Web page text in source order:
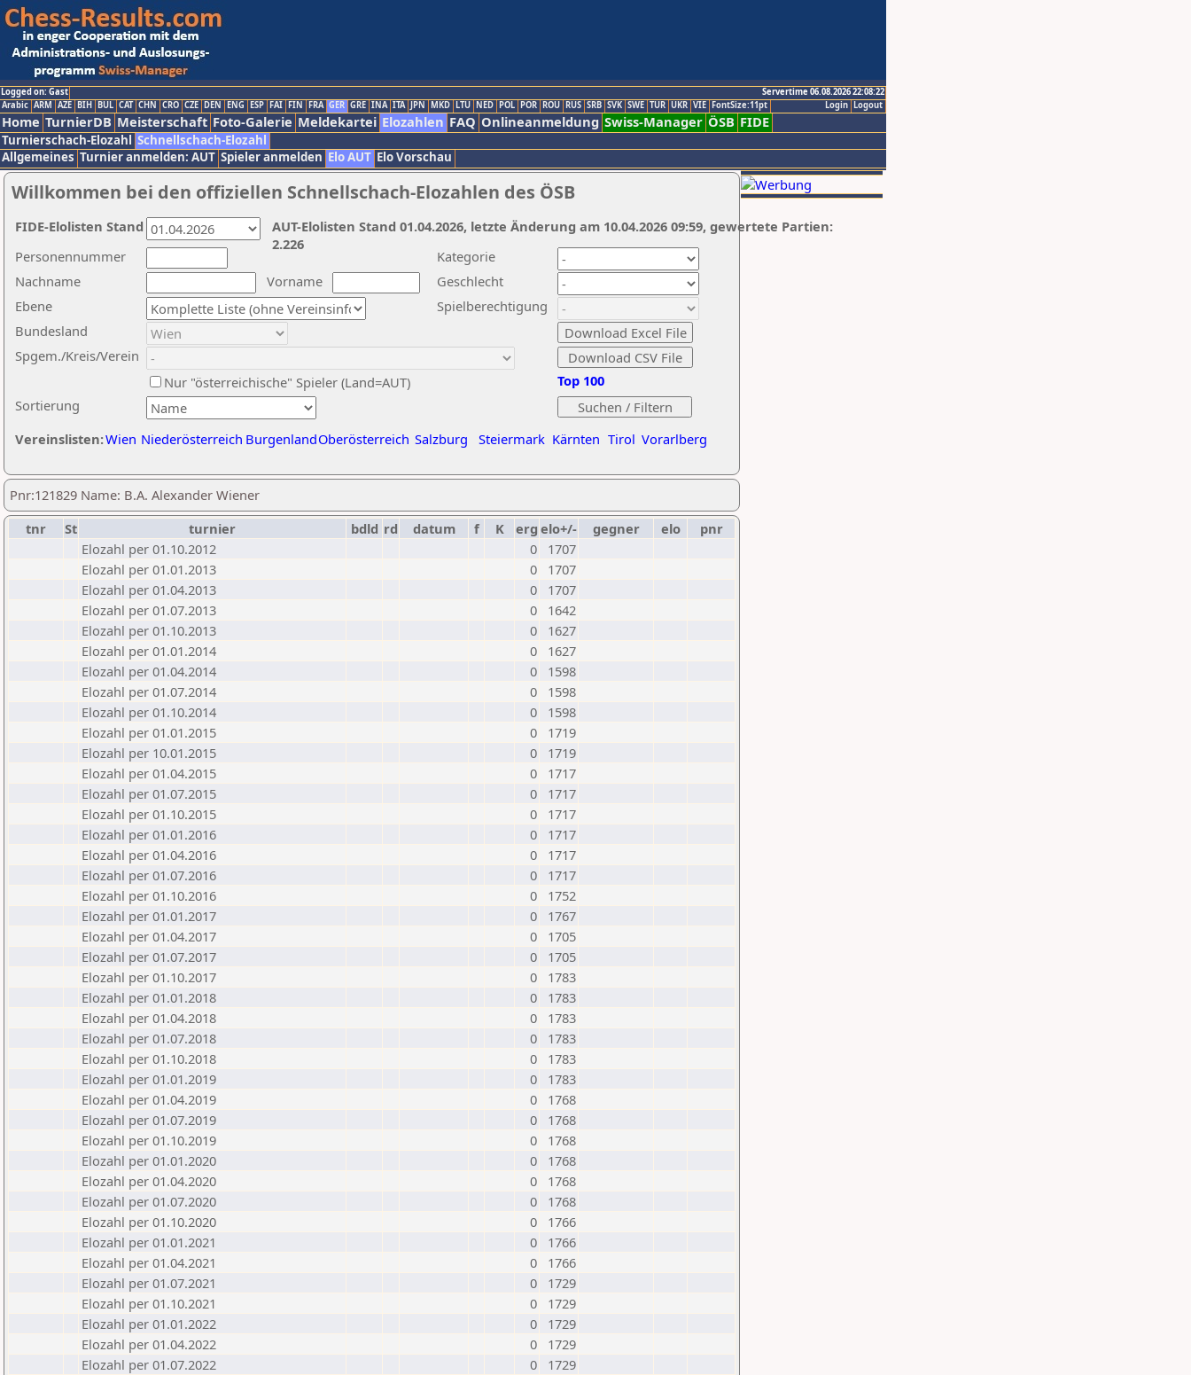
Logged on: Gast
Servertime 06.08.2026 22:08:22
Logout
Login
Arabic ARM AZE BIH BUL CAT CHN CRO CZE DEN ENG ESP FAI FIN FRA GER GRE INA ITA JPN MKD LTU NED POL POR ROU RUS SRB SVK SWE TUR UKR VIE FontSize:11pt
Home TurnierDB Meisterschaft Foto-Galerie Meldekartei Elozahlen FAQ Onlineanmeldung Swiss-Manager ÖSB FIDE
Turnierschach-Elozahl Schnellschach-Elozahl
Allgemeines Turnier anmelden: AUT Spieler anmelden Elo AUT Elo Vorschau
Willkommen bei den offiziellen Schnellschach-Elozahlen des ÖSB
Nachname
Vorname
Ebene
Kategorie
Sortierung
Personennummer
Bundesland
Spgem./Kreis/Verein
Geschlecht
Nur "österreichische" Spieler (Land=AUT)
Spielberechtigung
Vereinslisten:Wien Niederösterreich BurgenlandOberösterreich Salzburg Steiermark Kärnten Tirol Vorarlberg
Top 100
AUT-Elolisten Stand 01.04.2026, letzte Änderung am 10.04.2026 09:59, gewertete Partien:
2.226
FIDE-Elolisten Stand
Pnr:121829 Name: B.A. Alexander Wiener
tnr
St turnier bdld rd datum f K erg elo+/- gegner elo
pnr
Elozahl per 01.10.2012
0
1707
Elozahl per 01.01.2013
0
1707
Elozahl per 01.04.2013
0
1707
Elozahl per 01.07.2013
0
1642
Elozahl per 01.10.2013
0
1627
Elozahl per 01.01.2014
0
1627
Elozahl per 01.04.2014
0
1598
Elozahl per 01.07.2014
0
1598
Elozahl per 01.10.2014
0
1598
Elozahl per 01.01.2015
0
1719
Elozahl per 10.01.2015
0
1719
Elozahl per 01.04.2015
0
1717
Elozahl per 01.07.2015
0
1717
Elozahl per 01.10.2015
0
1717
Elozahl per 01.01.2016
0
1717
Elozahl per 01.04.2016
0
1717
Elozahl per 01.07.2016
0
1717
Elozahl per 01.10.2016
0
1752
Elozahl per 01.01.2017
0
1767
Elozahl per 01.04.2017
0
1705
Elozahl per 01.07.2017
0
1705
Elozahl per 01.10.2017
0
1783
Elozahl per 01.01.2018
0
1783
Elozahl per 01.04.2018
0
1783
Elozahl per 01.07.2018
0
1783
Elozahl per 01.10.2018
0
1783
Elozahl per 01.01.2019
0
1783
Elozahl per 01.04.2019
0
1768
Elozahl per 01.07.2019
0
1768
Elozahl per 01.10.2019
0
1768
Elozahl per 01.01.2020
0
1768
Elozahl per 01.04.2020
0
1768
Elozahl per 01.07.2020
0
1768
Elozahl per 01.10.2020
0
1766
Elozahl per 01.01.2021
0
1766
Elozahl per 01.04.2021
0
1766
Elozahl per 01.07.2021
0
1729
Elozahl per 01.10.2021
0
1729
Elozahl per 01.01.2022
0
1729
Elozahl per 01.04.2022
0
1729
Elozahl per 01.07.2022
0
1729